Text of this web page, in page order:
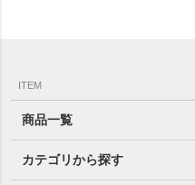
ITEM
商品一覧
カテゴリから探す